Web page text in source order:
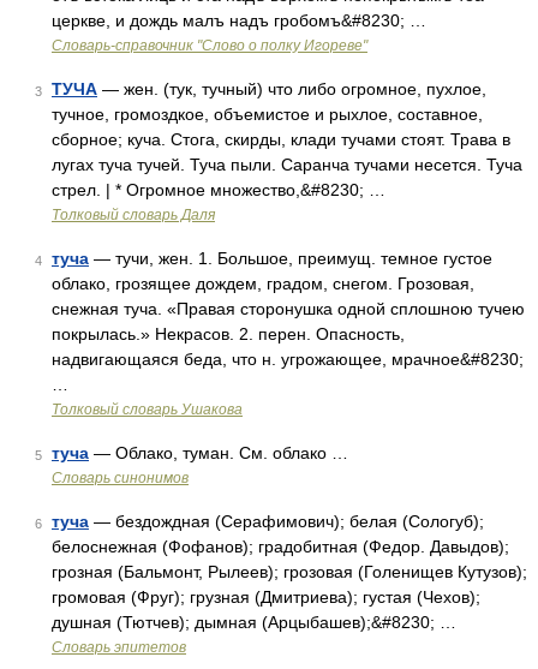
церкве, и дождь малъ надъ гробомъ&#8230; …
Словарь-справочник "Слово о полку Игореве"
3 ТУЧА — жен. (тук, тучный) что либо огромное, пухлое,
тучное, громоздкое, объемистое и рыхлое, составное,
сборное; куча. Стога, скирды, клади тучами стоят. Трава в
лугах туча тучей. Туча пыли. Саранча тучами несется. Туча
стрел. | * Огромное множество,&#8230; …
Толковый словарь Даля
4 туча — тучи, жен. 1. Большое, преимущ. темное густое
облако, грозящее дождем, градом, снегом. Грозовая,
снежная туча. «Правая сторонушка одной сплошною тучею
покрылась.» Некрасов. 2. перен. Опасность,
надвигающаяся беда, что н. угрожающее, мрачное&#8230;
Толковый словарь Ушакова
5 туча — Облако, туман. См. облако …
Словарь синонимов
6 туча — бездождная (Серафимович); белая (Сологуб);
белоснежная (Фофанов); градобитная (Федор. Давыдов);
грозная (Бальмонт, Рылеев); грозовая (Голенищев Кутузов);
громовая (Фруг); грузная (Дмитриева); густая (Чехов);
душная (Тютчев); дымная (Арцыбашев);&#8230; …
Словарь эпитетов